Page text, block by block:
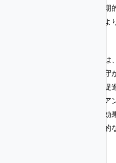
キュリティ対策の実装、定
ネチャウォレットの使用に
透明性と正確な情報の提供は
ぎ、規制ガイドラインの遵守
さらに、透明な取引環境の
より、市場操作やポンプ・
できます。これらの課題を
円滑な上場プロセスと持続的